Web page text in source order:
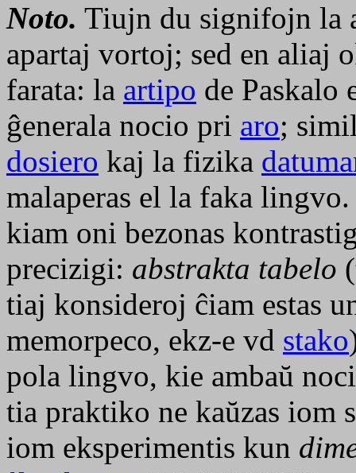
Noto. Tiujn du signifojn la
apartaj vortoj; sed en aliaj
farata: la artipo de Paskalo
ĝenerala nocio pri aro;
dosiero kaj la fizika
malaperas el la faka
kiam oni bezonas
precizigi: abstrakta tabelo
tiaj konsideroj ĉiam estas
memorpeco, ekz-e vd stako
pola lingvo, kie ambaŭ
tia praktiko ne kaŭzas iom
iom eksperimentis kun